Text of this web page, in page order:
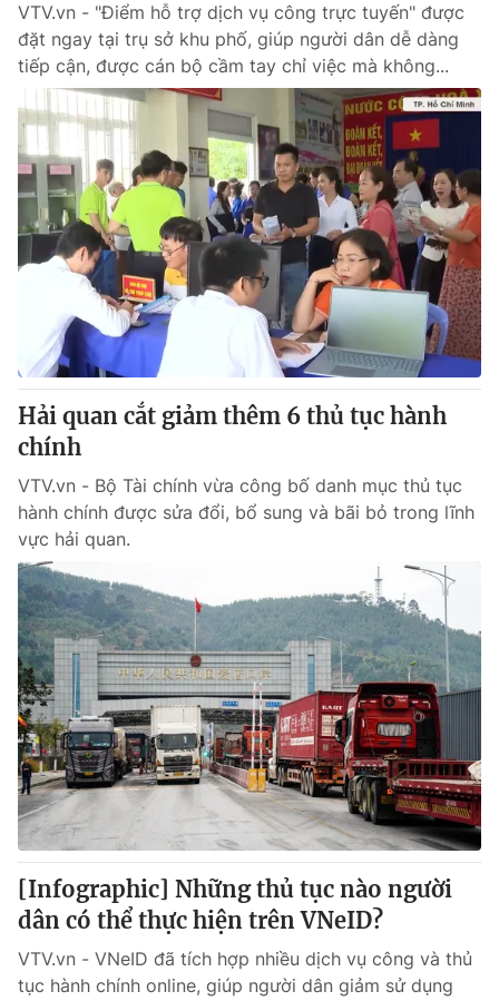
VTV.vn - "Điểm hỗ trợ dịch vụ công trực tuyến" được
đặt ngay tại trụ sở khu phố, giúp người dân dễ dàng
tiếp cận, được cán bộ cầm tay chỉ việc mà không...
Hải quan cắt giảm thêm 6 thủ tục hành
chính
VTV.vn - Bộ Tài chính vừa công bố danh mục thủ tục
hành chính được sửa đổi, bổ sung và bãi bỏ trong lĩnh
vực hải quan.
[Infographic] Những thủ tục nào người
dân có thể thực hiện trên VNeID?
VTV.vn - VNeID đã tích hợp nhiều dịch vụ công và thủ
tục hành chính online, giúp người dân giảm sử dụng